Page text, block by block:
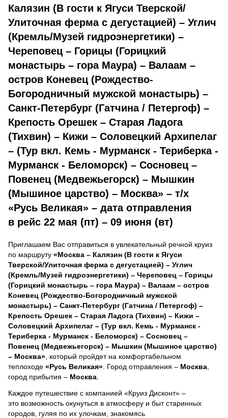
Калязин (В гости к Ягуси Тверской/
Улиточная ферма с дегустацией) – Углич
(Кремль/Музей гидроэнергетики) –
Череповец – Горицы (Горицкий
монастырь – гора Маура) – Валаам –
остров Коневец (Рождество-
Богородничный мужской монастырь) –
Санкт-Петербург (Гатчина / Петергоф) –
Крепость Орешек – Старая Ладога
(Тихвин) – Кижи – Соловецкий Архипелаг
– (Тур вкл. Кемь - Мурманск - Териберка -
Мурманск - Беломорск) – Сосновец –
Повенец (Медвежьегорск) – Мышкин
(Мышиное царство) – Москва» – т/х
«Русь Великая» – дата отправления
в рейс 22 мая (пт) – 09 июня (вт)
Приглашаем Вас отправиться в увлекательный речной круиз
по маршруту «Москва – Калязин (В гости к Ягуси
Тверской/Улиточная ферма с дегустацией) – Углич
(Кремль/Музей гидроэнергетики) – Череповец – Горицы
(Горицкий монастырь – гора Маура) – Валаам – остров
Коневец (Рождество-Богородничный мужской
монастырь) – Санкт-Петербург (Гатчина / Петергоф) –
Крепость Орешек – Старая Ладога (Тихвин) – Кижи –
Соловецкий Архипелаг – (Тур вкл. Кемь - Мурманск -
Териберка - Мурманск - Беломорск) – Сосновец –
Повенец (Медвежьегорск) – Мышкин (Мышиное царство)
– Москва» , который пройдет на комфортабельном
теплоходе «Русь Великая» . Город отправления – Москва
город прибытия – Москва
Каждое путешествие с компанией «Круиз Дисконт» –
это возможность окунуться в атмосферу и быт старинных
городов, гуляя по их улочкам, знакомясь